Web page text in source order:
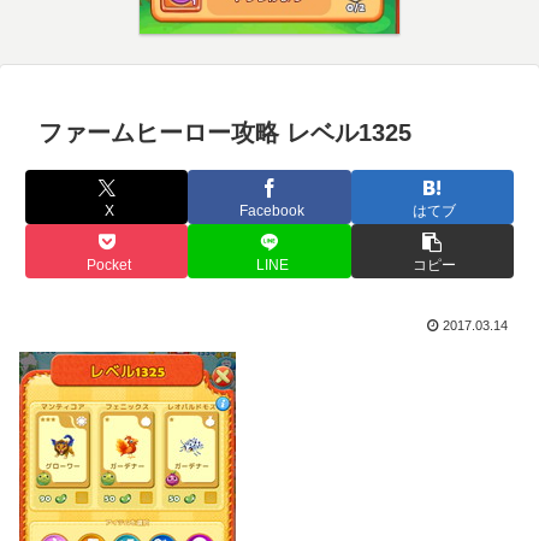
ファームヒーロー攻略 レベル1325
X Facebook はてブ
Pocket LINE コピー
2017.03.14